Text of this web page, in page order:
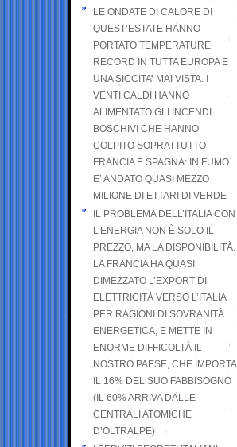
LE ONDATE DI CALORE DI
QUEST’ESTATE HANNO
PORTATO TEMPERATURE
RECORD IN TUTTA EUROPA E
UNA SICCITA’ MAI VISTA. I
VENTI CALDI HANNO
ALIMENTATO GLI INCENDI
BOSCHIVI CHE HANNO
COLPITO SOPRATTUTTO
FRANCIA E SPAGNA: IN FUMO
E’ ANDATO QUASI MEZZO
MILIONE DI ETTARI DI VERDE
IL PROBLEMA DELL’ITALIA CON
L’ENERGIA NON È SOLO IL
PREZZO, MA LA DISPONIBILITÀ.
LA FRANCIA HA QUASI
DIMEZZATO L’EXPORT DI
ELETTRICITÀ VERSO L’ITALIA
PER RAGIONI DI SOVRANITÀ
ENERGETICA, E METTE IN
ENORME DIFFICOLTÀ IL
NOSTRO PAESE, CHE IMPORTA
IL 16% DEL SUO FABBISOGNO
(IL 60% ARRIVA DALLE
CENTRALI ATOMICHE
D’OLTRALPE)